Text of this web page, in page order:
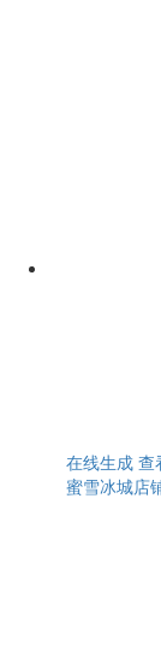
在线生成 查
蜜雪冰城店